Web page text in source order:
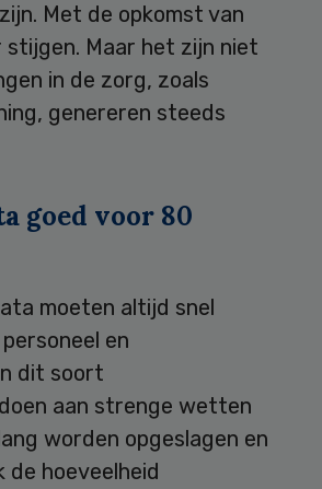
Met de opkomst van
stijgen. Maar het zijn niet
in de zorg, zoals
genereren steeds
goed voor 80
moeten altijd snel
en
dit soort
aan strenge wetten
worden opgeslagen en
hoeveelheid